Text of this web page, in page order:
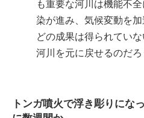
も重要な河川は機能不
染が進み、気候変動を
どの成果は得られてい
河川を元に戻せるのだろ
トンガ噴火で浮き彫りにな